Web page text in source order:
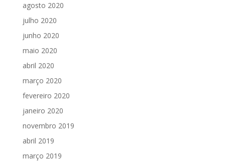
agosto 2020
julho 2020
junho 2020
maio 2020
abril 2020
março 2020
fevereiro 2020
janeiro 2020
novembro 2019
abril 2019
março 2019